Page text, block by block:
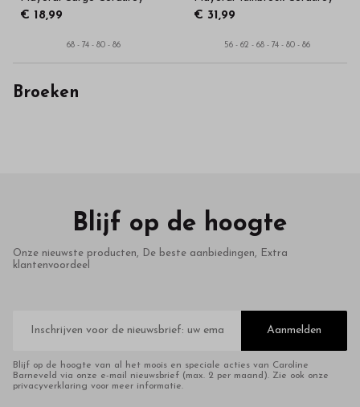
€ 18,99
68 - 74 - 80 - 86
€ 31,99
56 - 62 - 68 - 74 - 80 - 86
Broeken
Blijf op de hoogte
Onze nieuwste producten, De beste aanbiedingen, Extra
klantenvoordeel
mailadres
Aanmelden
Blijf op de hoogte van al het moois en speciale acties van Caroline
Barneveld via onze e-mail nieuwsbrief (max. 2 per maand). Zie ook onze
privacyverklaring voor meer informatie.